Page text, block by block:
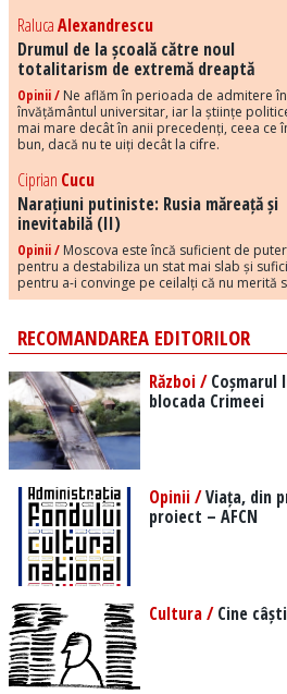
RalucaAlexandrescu
Drumul de la școală către noul
totalitarism de extremă dreaptă
Opinii / Ne aflăm în perioada de admitere în
învățământul universitar, iar la științe
mai mare decât în anii precedenți, ceea ce
bun, dacă nu te uiți decât la cifre.
Ciprian Cucu
Narațiuni putiniste: Rusia măreață și
inevitabilă (II)
Opinii / Moscova este încă suficient de
pentru a destabiliza un stat mai slab și
pentru a-i convinge pe ceilalți că nu merită
RECOMANDAREA EDITORILOR
Război /Coșmarul
blocada Crimeei
Opinii /Viața, din
proiect – AFCN
Cultura /Cine